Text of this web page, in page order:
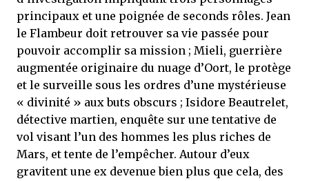
principaux et une poignée de seconds rôles. Jean
le Flambeur doit retrouver sa vie passée pour
pouvoir accomplir sa mission ; Mieli, guerrière
augmentée originaire du nuage d’Oort, le protège
et le surveille sous les ordres d’une mystérieuse
« divinité » aux buts obscurs ; Isidore Beautrelet,
détective martien, enquête sur une tentative de
vol visant l’un des hommes les plus riches de
Mars, et tente de l’empêcher. Autour d’eux
gravitent une ex devenue bien plus que cela, des